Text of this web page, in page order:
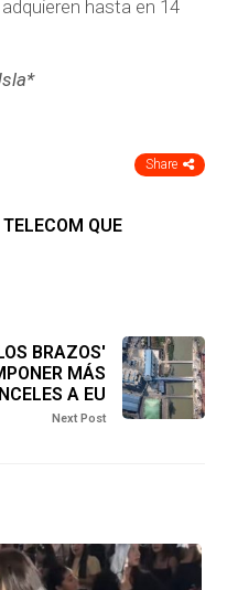
hasta en 14
Share
QUE
BRAZOS'
MÁS
A EU
Next Post